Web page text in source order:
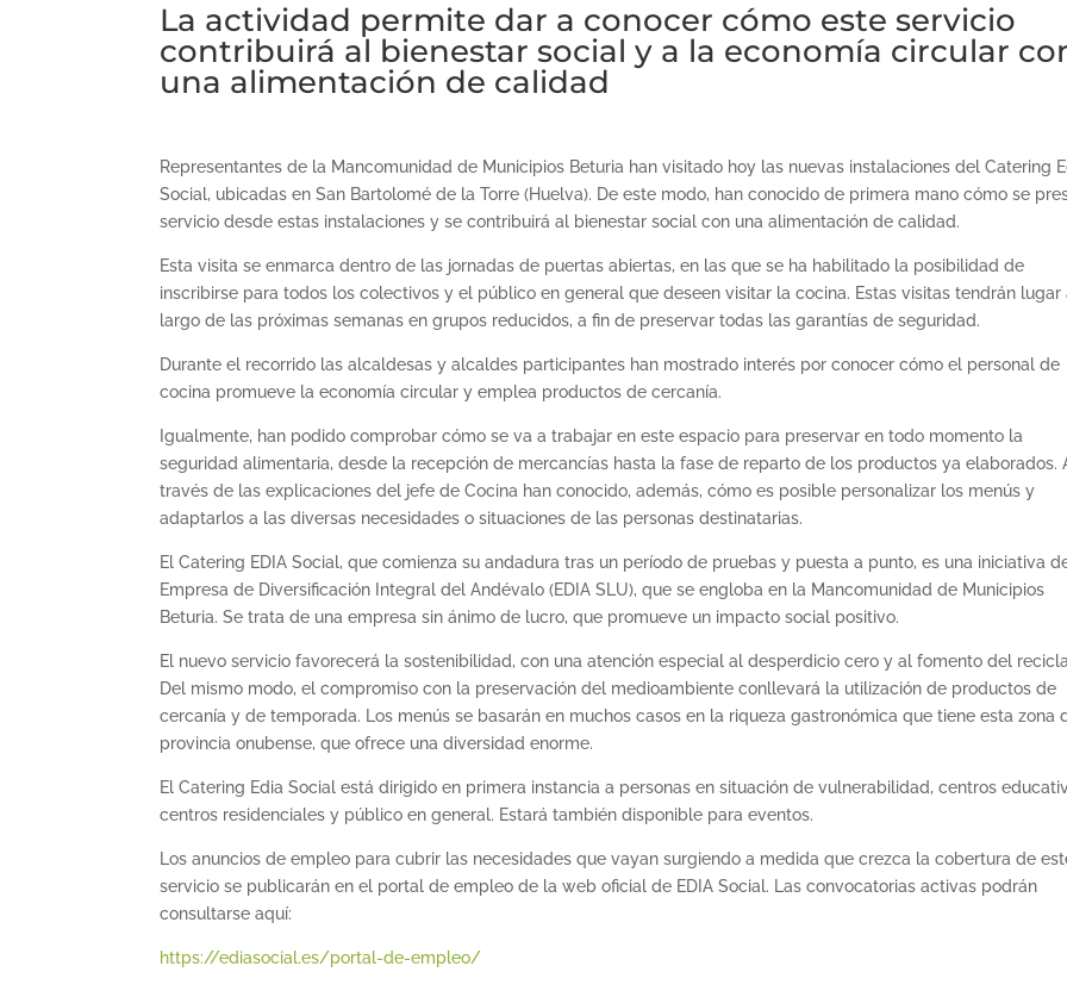
La actividad permite dar a conocer cómo este servicio
contribuirá al bienestar social y a la economía circular
una alimentación de calidad
Representantes de la Mancomunidad de Municipios Beturia han visitado hoy las nuevas instalaciones del Catering
Social, ubicadas en San Bartolomé de la Torre (Huelva). De este modo, han conocido de primera mano cómo se
servicio desde estas instalaciones y se contribuirá al bienestar social con una alimentación de calidad.
Esta visita se enmarca dentro de las jornadas de puertas abiertas, en las que se ha habilitado la posibilidad de
inscribirse para todos los colectivos y el público en general que deseen visitar la cocina. Estas visitas tendrán lugar
largo de las próximas semanas en grupos reducidos, a fin de preservar todas las garantías de seguridad.
Durante el recorrido las alcaldesas y alcaldes participantes han mostrado interés por conocer cómo el personal de
cocina promueve la economía circular y emplea productos de cercanía.
Igualmente, han podido comprobar cómo se va a trabajar en este espacio para preservar en todo momento la
seguridad alimentaria, desde la recepción de mercancías hasta la fase de reparto de los productos ya elaborados.
través de las explicaciones del jefe de Cocina han conocido, además, cómo es posible personalizar los menús y
adaptarlos a las diversas necesidades o situaciones de las personas destinatarias.
El Catering EDIA Social, que comienza su andadura tras un período de pruebas y puesta a punto, es una iniciativa
Empresa de Diversificación Integral del Andévalo (EDIA SLU), que se engloba en la Mancomunidad de Municipios
Beturia. Se trata de una empresa sin ánimo de lucro, que promueve un impacto social positivo.
El nuevo servicio favorecerá la sostenibilidad, con una atención especial al desperdicio cero y al fomento del
Del mismo modo, el compromiso con la preservación del medioambiente conllevará la utilización de productos de
cercanía y de temporada. Los menús se basarán en muchos casos en la riqueza gastronómica que tiene esta zona
provincia onubense, que ofrece una diversidad enorme.
El Catering Edia Social está dirigido en primera instancia a personas en situación de vulnerabilidad, centros
centros residenciales y público en general. Estará también disponible para eventos.
Los anuncios de empleo para cubrir las necesidades que vayan surgiendo a medida que crezca la cobertura de
servicio se publicarán en el portal de empleo de la web oficial de EDIA Social. Las convocatorias activas podrán
consultarse aquí:
https://ediasocial.es/portal-de-empleo/